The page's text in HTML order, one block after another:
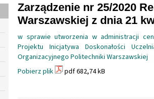
Zarządzenie nr 25/2020
Warszawskiej z dnia 21
w sprawie utworzenia w administracji
Projektu Inicjatywa Doskonałości
Organizacyjnego Politechniki Warszawskiej
Pobierz plik
pdf 682,74 kB